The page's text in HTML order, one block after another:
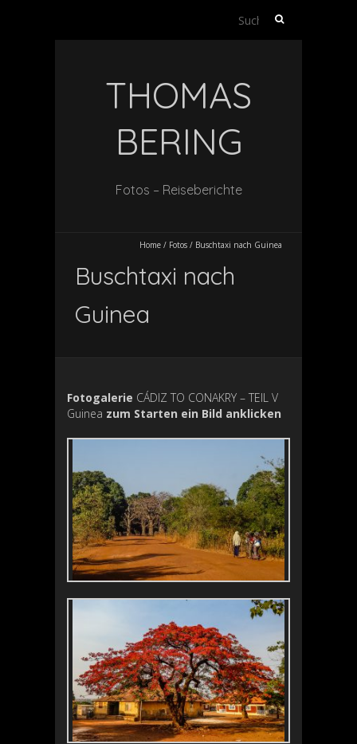
Suche
THOMAS
BERING
Fotos – Reiseberichte
Home / Fotos / Buschtaxi nach Guinea
Buschtaxi nach
Guinea
Fotogalerie CÁDIZ TO CONAKRY – TEIL V
Guinea zum Starten ein Bild anklicken